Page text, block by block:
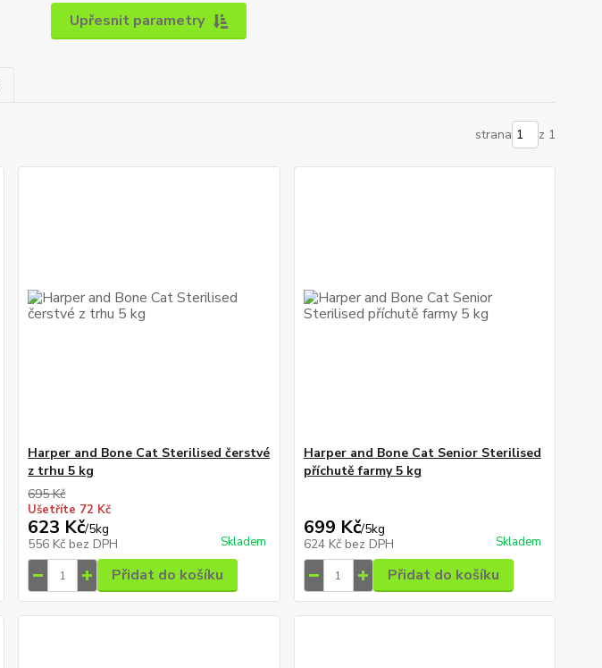
Upřesnit parametry
strana z 1
Harper and Bone Cat Sterilised čerstvé
z trhu 5 kg
695 Kč
Ušetříte 72 Kč
623 Kč/5kg
556 Kč bez DPH Skladem
Přidat do košíku
Harper and Bone Cat Senior Sterilised
příchutě farmy 5 kg
699 Kč/5kg
624 Kč bez DPH Skladem
Přidat do košíku